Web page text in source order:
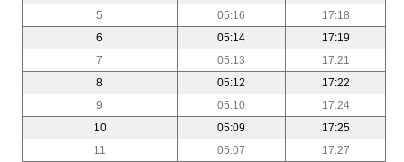
5
05:16
17:18
6
05:14
17:19
7
05:13
17:21
8
05:12
17:22
9
05:10
17:24
10
05:09
17:25
11
05:07
17:27